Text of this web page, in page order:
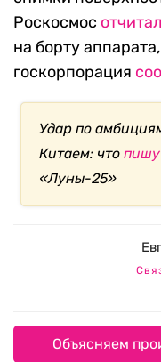
Роскосмос
на борту
госкорпорация
Удар по
Китаем: что
«Луны-25»
Объясняем